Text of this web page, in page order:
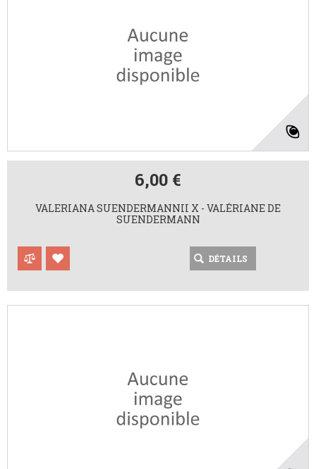
6,00 €
VALERIANA SUENDERMANNII X - VALÉRIANE DE
SUENDERMANN
DÉTAILS